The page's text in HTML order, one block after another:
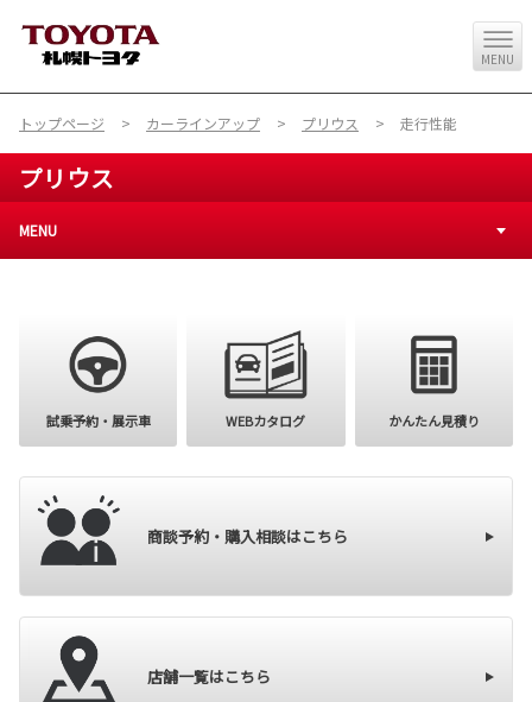
MENU
トップページ カーラインアップ プリウス 走行性能
プリウス
MENU
購入を検討
試乗予約・展示車 WEBカタログ かんたん見積り
商談予約・購入相談はこちら
店舗一覧はこちら